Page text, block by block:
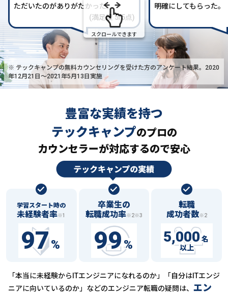
ただいたのがありがたかった。
(満足度 5/5点)
明確にしてもらった。
スクロールできます
※ テックキャンプの無料カウンセリングを受けた方のアンケート結果。2020
年12月21日〜2021年5月13日実施
豊富な実績を持つ
テックキャンプのプロの
カウンセラーが対応するので安心
学習スタート時の
未経験者率※1
97%
卒業生の
転職成功率※2※3
99%
転職
成功者数※2
5,000 名
以上
「本当に未経験からITエンジニアになれるのか」「自分はITエンジ
ニアに向いているのか」などのエンジニア転職の疑問は、 エン